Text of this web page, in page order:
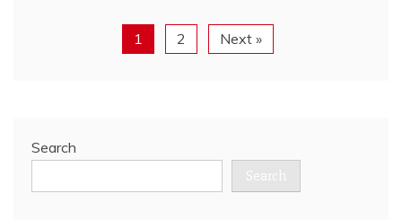
1 2 Next »
Search
Search